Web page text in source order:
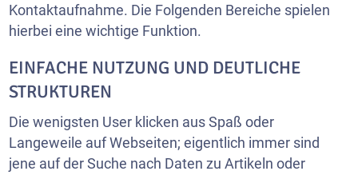
Kontaktaufnahme. Die Folgenden Bereiche spielen
hierbei eine wichtige Funktion.
EINFACHE NUTZUNG UND DEUTLICHE
STRUKTUREN
Die wenigsten User klicken aus Spaß oder
Langeweile auf Webseiten; eigentlich immer sind
jene auf der Suche nach Daten zu Artikeln oder